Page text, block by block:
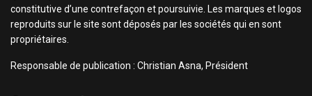
constitutive d’une contrefaçon et poursuivie. Les marques et logos
reproduits sur le site sont déposés par les sociétés qui en sont
propriétaires.
Responsable de publication : Christian Asna, Président